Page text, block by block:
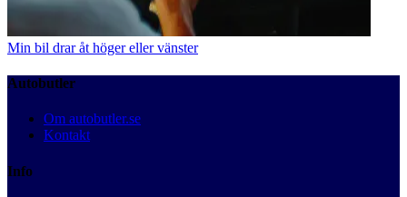
Min bil drar åt höger eller vänster
Autobutler
Om autobutler.se
Kontakt
Info